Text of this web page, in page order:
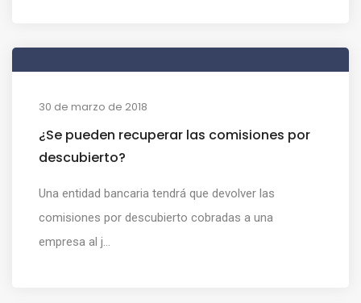
30 de marzo de 2018
¿Se pueden recuperar las comisiones por
descubierto?
Una entidad bancaria tendrá que devolver las
comisiones por descubierto cobradas a una
empresa al j...